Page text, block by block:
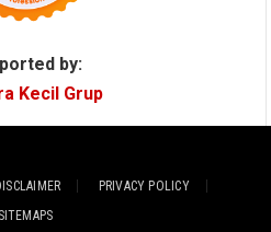
by:
Kecil Grup
PRIVACY POLICY
SITEMAPS